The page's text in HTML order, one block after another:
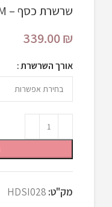
שרשרת כסף – Barely There – 3MM
339.00₪
אורך השרשרת
מק"ט: HDSI028